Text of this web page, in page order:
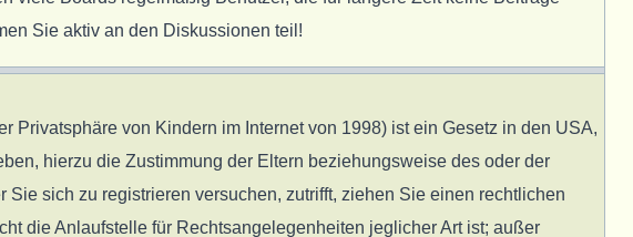
Sie aktiv an den Diskussionen teil!
Privatsphäre von Kindern im Internet von 1998) ist ein Gesetz in den USA,
hierzu die Zustimmung der Eltern beziehungsweise des oder der
sich zu registrieren versuchen, zutrifft, ziehen Sie einen rechtlichen
die Anlaufstelle für Rechtsangelegenheiten jeglicher Art ist; außer